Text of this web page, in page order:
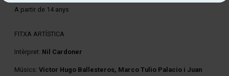
A partir de 14 anys
FITXA ARTÍSTICA
Intèrpret: Nil Cardoner
Músics: Víctor Hugo Ballesteros, Marco Tulio Palacio i Juan